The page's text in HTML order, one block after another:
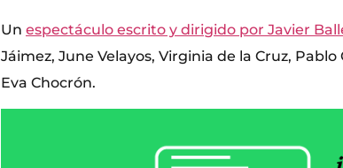
Un espectáculo escrito y dirigido por Javier
Jáimez, June Velayos, Virginia de la Cruz,
Eva Chocrón.